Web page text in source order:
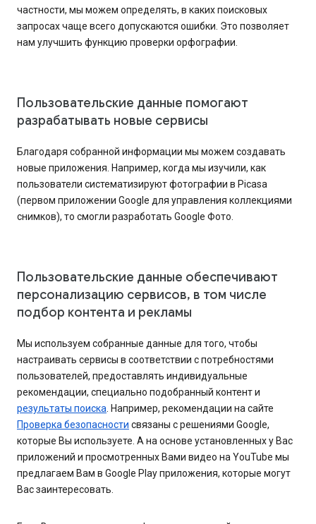
частности, мы можем определять, в каких поисковых
запросах чаще всего допускаются ошибки. Это позволяет
нам улучшить функцию проверки орфографии.
Пользовательские данные помогают
разрабатывать новые сервисы
Благодаря собранной информации мы можем создавать
новые приложения. Например, когда мы изучили, как
пользователи систематизируют фотографии в Picasa
(первом приложении Google для управления коллекциями
снимков), то смогли разработать Google Фото.
Пользовательские данные обеспечивают
персонализацию сервисов, в том числе
подбор контента и рекламы
Мы используем собранные данные для того, чтобы
настраивать сервисы в соответствии с потребностями
пользователей, предоставлять индивидуальные
рекомендации, специально подобранный контент и
результаты поиска . Например, рекомендации на сайте
Проверка безопасности связаны с решениями Google,
которые Вы используете. А на основе установленных у Вас
приложений и просмотренных Вами видео на YouTube мы
предлагаем Вам в Google Play приложения, которые могут
Вас заинтересовать.